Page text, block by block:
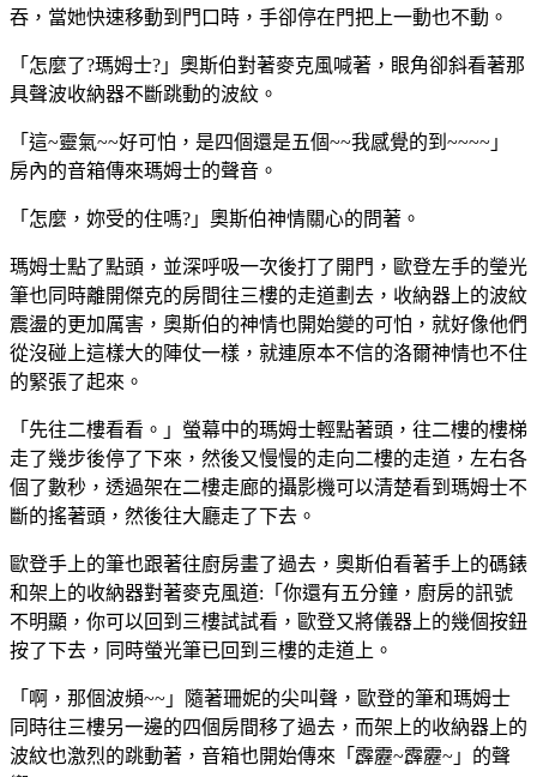
吞，當她快速移動到門口時，手卻停在門把上一動也不動。
「怎麼了?瑪姆士?」奧斯伯對著麥克風喊著，眼角卻斜看著那
具聲波收納器不斷跳動的波紋。
「這~靈氣~~好可怕，是四個還是五個~~我感覺的到~~~~」
房內的音箱傳來瑪姆士的聲音。
「怎麼，妳受的住嗎?」奧斯伯神情關心的問著。
瑪姆士點了點頭，並深呼吸一次後打了開門，歐登左手的瑩光
筆也同時離開傑克的房間往三樓的走道劃去，收納器上的波紋
震盪的更加厲害，奧斯伯的神情也開始變的可怕，就好像他們
從沒碰上這樣大的陣仗一樣，就連原本不信的洛爾神情也不住
的緊張了起來。
「先往二樓看看。」螢幕中的瑪姆士輕點著頭，往二樓的樓梯
走了幾步後停了下來，然後又慢慢的走向二樓的走道，左右各
個了數秒，透過架在二樓走廊的攝影機可以清楚看到瑪姆士不
斷的搖著頭，然後往大廳走了下去。
歐登手上的筆也跟著往廚房畫了過去，奧斯伯看著手上的碼錶
和架上的收納器對著麥克風道:「你還有五分鐘，廚房的訊號
不明顯，你可以回到三樓試試看， 歐登又將儀器上的幾個按鈕
按了下去，同時螢光筆已回到三樓的走道上。
「啊，那個波頻~~」隨著珊妮的尖叫聲，歐登的筆和瑪姆士
同時往三樓另一邊的四個房間移了過去，而架上的收納器上的
波紋也激烈的跳動著，音箱也開始傳來「霹靂~霹靂~」的聲